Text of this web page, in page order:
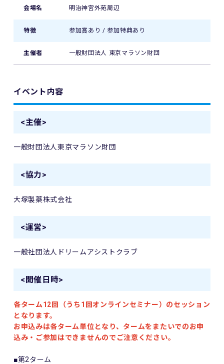
会場名 明治神宮外苑周辺
特徴 参加賞あり / 参加特典あり
主催者 一般財団法人 東京マラソン財団
イベント内容
<主催>
一般財団法人東京マラソン財団
<協力>
大塚製薬株式会社
<運営>
一般社団法人ドリームアシストクラブ
<開催日時>
各ターム12回（うち1回オンラインセミナー）のセッション
となります。
お申込みは各ターム単位となり、タームをまたいでのお申
込み・ご参加はできませんのでご注意ください。
■第2ターム